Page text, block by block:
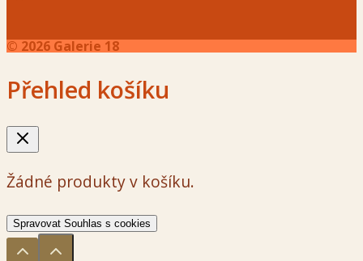
© 2026 Galerie 18
Přehled košíku
Žádné produkty v košíku.
Spravovat Souhlas s cookies